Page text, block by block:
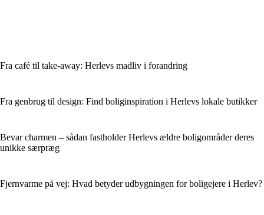
Fra café til take-away: Herlevs madliv i forandring
Fra genbrug til design: Find bolig­inspiration i Herlevs lokale butikker
Bevar charmen – sådan fastholder Herlevs ældre boligområder deres
unikke særpræg
Fjernvarme på vej: Hvad betyder udbygningen for boligejere i Herlev?